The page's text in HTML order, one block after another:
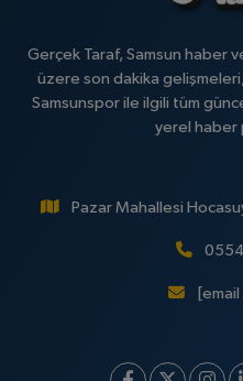
Gerçek Taraf, Samsun haber
üzere son dakika
Samsunspor ile ilgili tüm
yerel haber
Pazar Mahallesi